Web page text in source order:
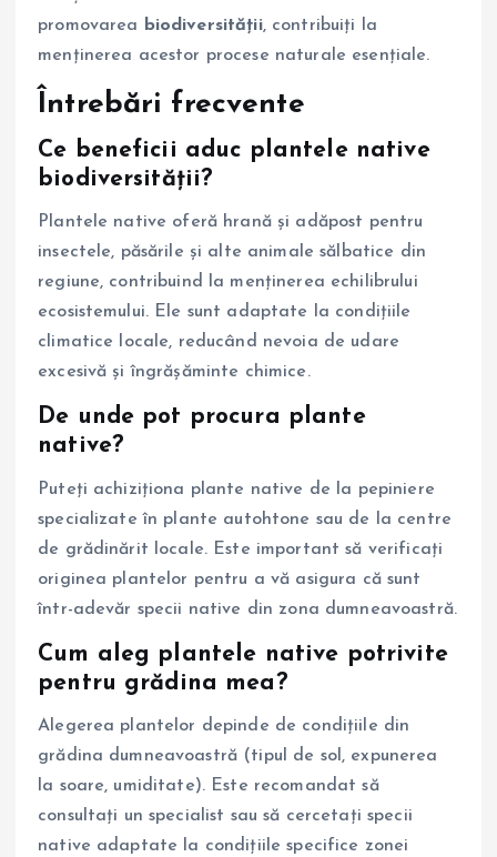
promovarea
biodiversităţii, contribuiți la
menținerea acestor procese naturale esențiale.
Întrebări frecvente
Ce beneficii aduc plantele native
biodiversității?
Plantele native oferă hrană și adăpost pentru
insectele, păsările și alte animale sălbatice din
regiune, contribuind la menținerea echilibrului
ecosistemului. Ele sunt adaptate la condițiile
climatice locale, reducând nevoia de udare
excesivă și îngrășăminte chimice.
De unde pot procura plante
native?
Puteți achiziționa plante native de la pepiniere
specializate în plante autohtone sau de la centre
de grădinărit locale. Este important să verificați
originea plantelor pentru a vă asigura că sunt
într-adevăr specii native din zona dumneavoastră.
Cum aleg plantele native potrivite
pentru grădina mea?
Alegerea plantelor depinde de condițiile din
grădina dumneavoastră (tipul de sol, expunerea
la soare, umiditate). Este recomandat să
consultați un specialist sau să cercetați specii
native adaptate la condițiile specifice zonei